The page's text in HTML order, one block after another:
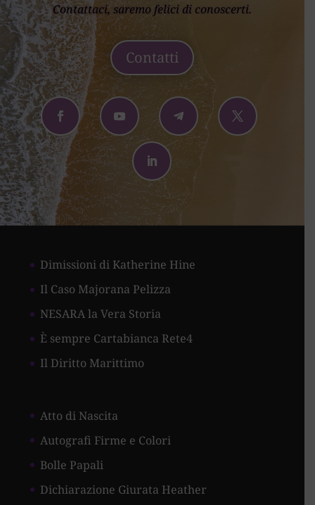
Contattaci, saremo felici di conoscerti.
Contatti
Dimissioni di Katherine Hine
Il Caso Majorana Pelizza
NESARA la Vera Storia
È sempre Cartabianca Rete4
Il Diritto Marittimo
Atto di Nascita
Autografi Firme e Colori
Bolle Papali
Dichiarazione Giurata Heather